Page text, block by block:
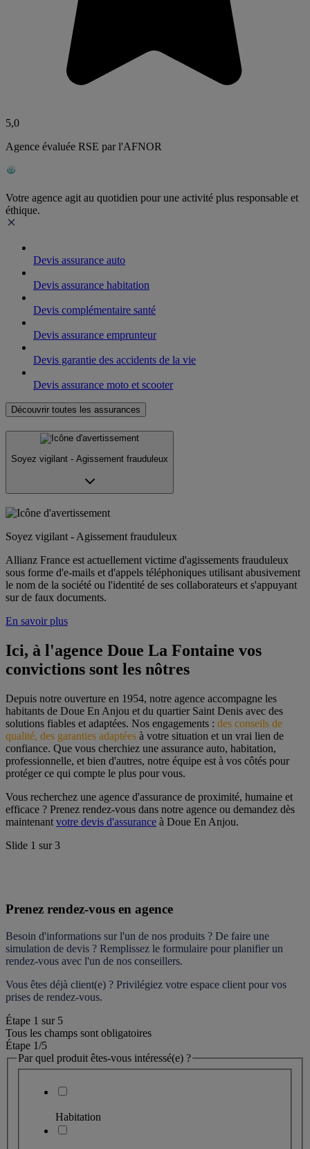
5,0
Agence évaluée RSE par l'AFNOR
Votre agence agit au quotidien pour une activité plus responsable et
éthique.
Devis assurance auto
Devis assurance habitation
Devis complémentaire santé
Devis assurance emprunteur
Devis garantie des accidents de la vie
Devis assurance moto et scooter
Découvrir toutes les assurances
Soyez vigilant - Agissement frauduleux
Soyez vigilant - Agissement frauduleux
Allianz France est actuellement victime d'agissements frauduleux
sous forme d'e-mails et d'appels téléphoniques utilisant abusivement
le nom de la société ou l'identité de ses collaborateurs et s'appuyant
sur de faux documents.
En savoir plus
Ici, à l'agence Doue La Fontaine vos
convictions sont les nôtres
Depuis notre ouverture en 1954, notre agence accompagne les
habitants de Doue En Anjou et du quartier Saint Denis avec des
solutions fiables et adaptées. Nos engagements : des conseils de
qualité, des garanties adaptées à votre situation et un vrai lien de
confiance. Que vous cherchiez une assurance auto, habitation,
professionnelle, et bien d'autres, notre équipe est à vos côtés pour
protéger ce qui compte le plus pour vous.
Vous recherchez une agence d'assurance de proximité, humaine et
efficace ? Prenez rendez-vous dans notre agence ou demandez dès
maintenant votre devis d'assurance à Doue En Anjou.
Slide 1 sur3
Prenez rendez-vous en agence
Besoin d'informations sur l'un de nos produits ? De faire une
simulation de devis ? Remplissez le formulaire pour planifier un
rendez-vous avec l'un de nos conseillers.
Vous êtes déjà client(e) ? Privilégiez votre espace client pour vos
prises de rendez-vous.
Étape 1 sur 5
Tous les champs sont obligatoires
Étape 1/5
Par quel produit êtes-vous intéressé(e) ?
Habitation